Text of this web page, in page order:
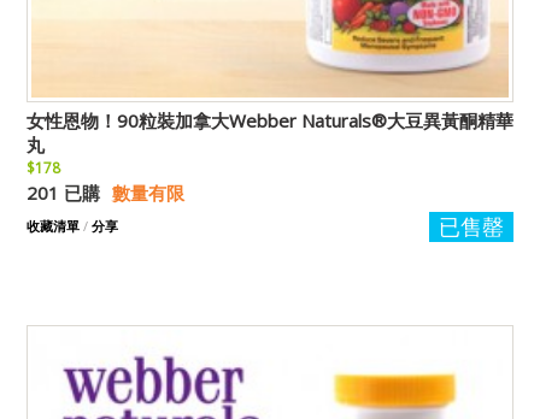
女性恩物！90粒裝加拿大Webber Naturals®大豆異黃酮精華
丸
$178
201 已購 數量有限
已售罄
收藏清單 / 分享